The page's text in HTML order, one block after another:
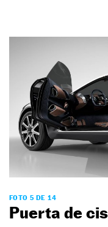
FOTO 5 DE 14
Puerta de